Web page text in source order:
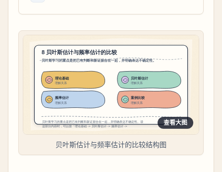
查看大图
贝叶斯估计与频率估计的比较结构图